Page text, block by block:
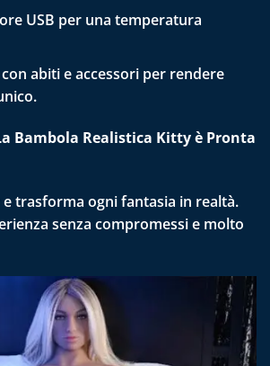
USB per una temperatura
abiti e accessori per rendere
Bambola Realistica Kitty è Pronta
e trasforma ogni fantasia in realtà.
senza compromessi e molto